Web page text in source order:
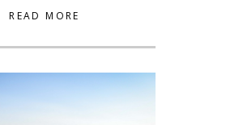
READ MORE